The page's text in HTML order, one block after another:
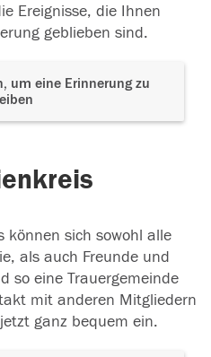
Ereignisse, die Ihnen
geblieben sind.
um eine Erinnerung zu
können sich sowohl alle
als auch Freunde und
so eine Trauergemeinde
mit anderen Mitgliedern
ganz bequem ein.